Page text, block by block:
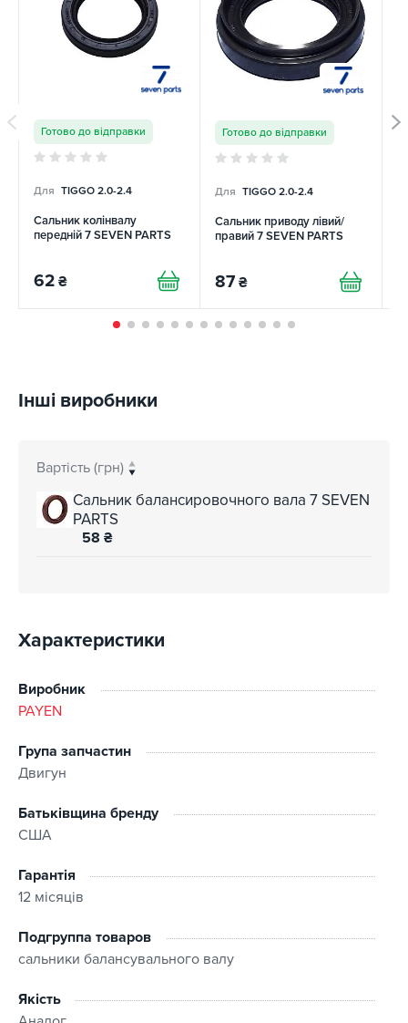
Готово до відправки
Для TIGGO 2.0-2.4
Сальник колінвалу
передній 7 SEVEN PARTS
62 ₴
Готово до відправки
Для TIGGO 2.0-2.4
Сальник приводу лівий/
правий 7 SEVEN PARTS
87 ₴
Інші виробники
Вартість (грн)
Сальник балансировочного вала 7 SEVEN
PARTS
58 ₴
Характеристики
Виробник
PAYEN
Група запчастин
Двигун
Батьківщина бренду
США
Гарантія
12 місяців
Подгруппа товаров
сальники балансувального валу
Якість